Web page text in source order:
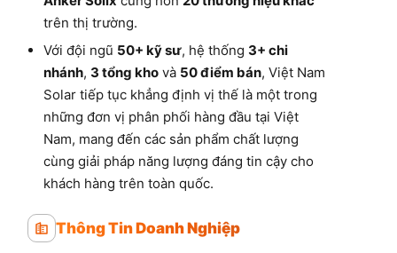
trên thị trường.
Với đội ngũ 50+ kỹ sư, hệ thống 3+ chi
nhánh, 3 tổng kho và 50 điểm bán, Việt Nam
Solar tiếp tục khẳng định vị thế là một trong
những đơn vị phân phối hàng đầu tại Việt
Nam, mang đến các sản phẩm chất lượng
cùng giải pháp năng lượng đáng tin cậy cho
khách hàng trên toàn quốc.
Thông Tin Doanh Nghiệp